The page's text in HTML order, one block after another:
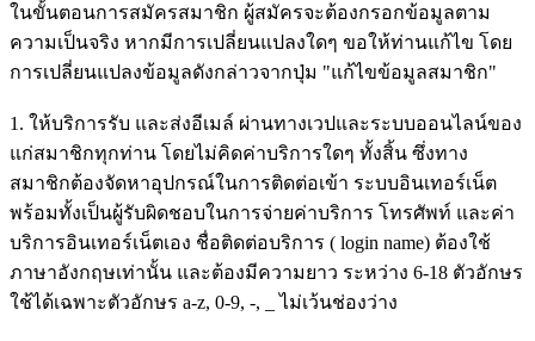
ในขั้นตอนการสมัครสมาชิก ผู้สมัครจะต้องกรอกข้อมูลตาม
ความเป็นจริง หากมีการเปลี่ยนแปลงใดๆ ขอให้ท่านแก้ไข โดย
การเปลี่ยนแปลงข้อมูลดังกล่าวจากปุ่ม "แก้ไขข้อมูลสมาชิก"
1. ให้บริการรับ และส่งอีเมล์ ผ่านทางเวปและระบบออนไลน์ของ
แก่สมาชิกทุกท่าน โดยไม่คิดค่าบริการใดๆ ทั้งสิ้น ซึ่งทาง
สมาชิกต้องจัดหาอุปกรณ์ในการติดต่อเข้า ระบบอินเทอร์เน็ต
พร้อมทั้งเป็นผู้รับผิดชอบในการจ่ายค่าบริการ โทรศัพท์ และค่า
บริการอินเทอร์เน็ตเอง ชื่อติดต่อบริการ ( login name) ต้องใช้
ภาษาอังกฤษเท่านั้น และต้องมีความยาว ระหว่าง 6-18 ตัวอักษร
ใช้ได้เฉพาะตัวอักษร a-z, 0-9, -, _ ไม่เว้นช่องว่าง